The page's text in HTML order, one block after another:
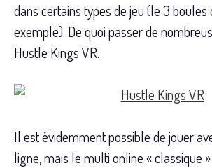
dans certains types de jeu (le 3 boules
exemple). De quoi passer de
Hustle Kings VR.
Il est évidemment possible de jouer
ligne, mais le multi online « classique